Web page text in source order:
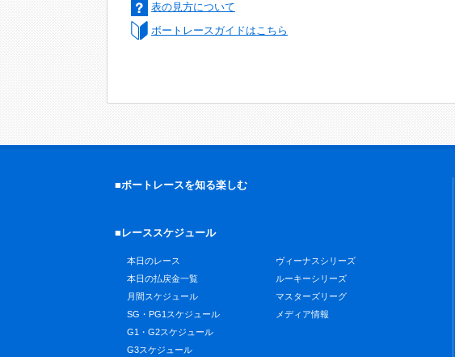
表の見方について
ボートレースガイドはこちら
■ボートレースを知る楽しむ
■レーススケジュール
本日のレース
本日の払戻金一覧
月間スケジュール
SG・PG1スケジュール
G1・G2スケジュール
G3スケジュール
ヴィーナスシリーズ
ルーキーシリーズ
マスターズリーグ
メディア情報